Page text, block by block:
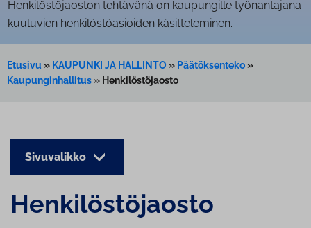
Henkilöstöjaoston tehtävänä on kaupungille työnantajana
kuuluvien henkilöstöasioiden käsitteleminen.
Etusivu » KAUPUNKI JA HALLINTO » Päätöksenteko»
Kaupunginhallitus» Henkilöstöjaosto
Sivuvalikko
Hen­ki­lös­tö­jaos­to